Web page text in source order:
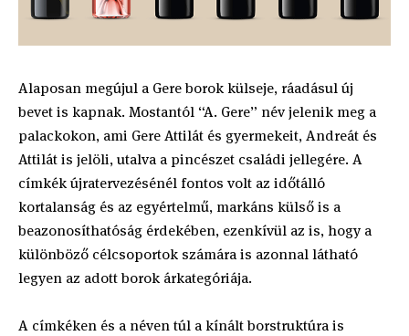
Alaposan megújul a Gere borok külseje, ráadásul új
bevet is kapnak. Mostantól “A. Gere” név jelenik meg a
palackokon, ami Gere Attilát és gyermekeit, Andreát és
Attilát is jelöli, utalva a pincészet családi jellegére. A
címkék újratervezésénél fontos volt az időtálló
kortalanság és az egyértelmű, markáns külső is a
beazonosíthatóság érdekében, ezenkívül az is, hogy a
különböző célcsoportok számára is azonnal látható
legyen az adott borok árkategóriája.
A címkéken és a néven túl a kínált borstruktúra is